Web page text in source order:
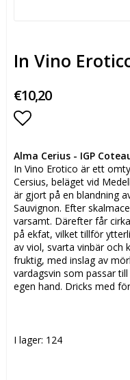
In Vino
€10,20
Alma Cerius - IGP
In Vino Erotico är ett
Cersius, beläget vid
är gjort på en blandning
Sauvignon. Efter
varsamt. Därefter får
på ekfat, vilket tillför
av viol, svarta vinbär och
fruktig, med inslag av
vardagsvin som passar
egen hand. Dricks med
I lager: 124